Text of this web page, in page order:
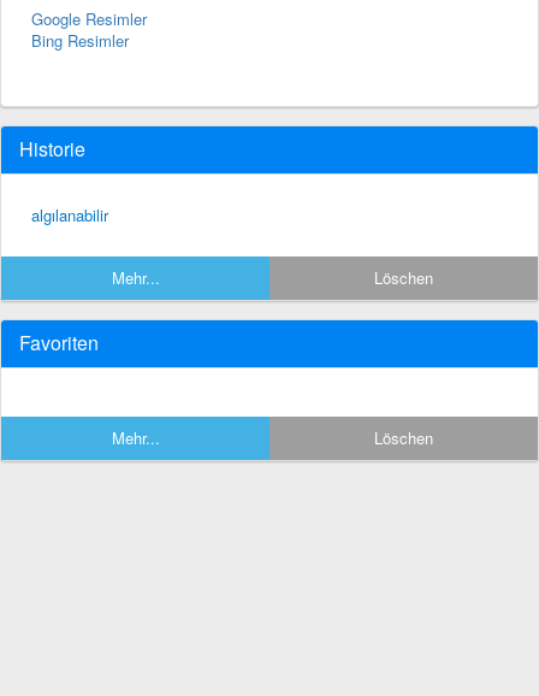
Google Resimler
Bing Resimler
Historie
algılanabilir
Mehr... Löschen
Favoriten
Mehr... Löschen